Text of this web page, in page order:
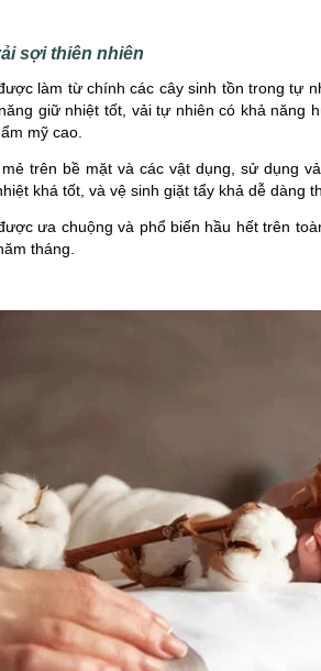
ĐỒNG PHỤC MAY
NGHIỆP
may sẵn đang nhận
tâm của người làm
trong [...]
ĐỔI MỚI MAY ĐỒNG
BỨT PHÁ 6 THÁNG
Cung cấp giải pháp may
nghiệp: Tư vấn - Thiết
sợi thiên nhiên
làm từ chính các cây sinh tồn trong tự
giữ nhiệt tốt, vải tự nhiên có khả
mỹ cao.
trên bề mặt và các vật dụng, sử dụng
khá tốt, và vệ sinh giặt tẩy khả dễ dàng
ưa chuộng và phổ biến hầu hết trên
tháng.